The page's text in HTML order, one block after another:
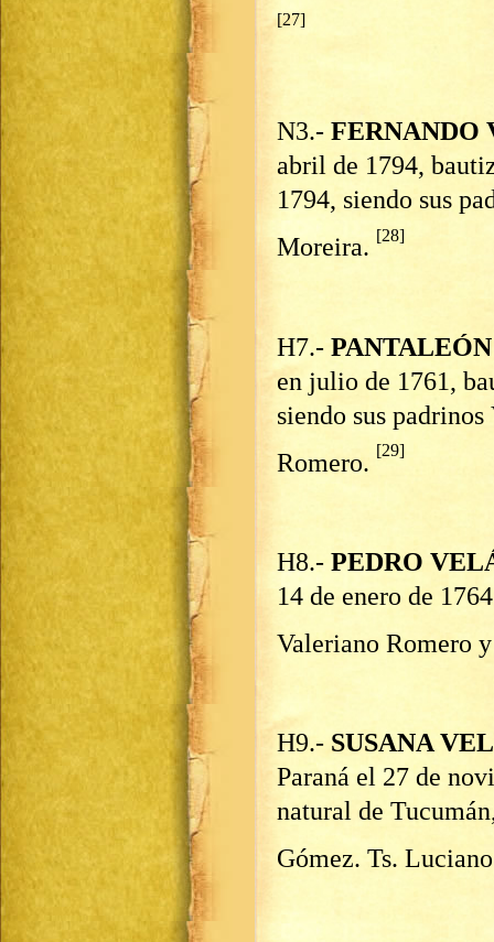
[27]
N3.- FERNANDO
abril de 1794,
1794, siendo sus
Moreira. [28]
H7.-
en julio de 1761,
siendo sus
Romero. [29]
H8.- PEDRO
14 de enero de
Valeriano Romero
H9.- SUSANA
Paraná el 27 de
natural de
Gómez. Ts.